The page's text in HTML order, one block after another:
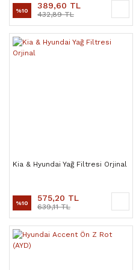
%10 389,60 TL
432,89 TL
Kia & Hyundai Yağ Filtresi Orjinal
%10 575,20 TL
639,11 TL